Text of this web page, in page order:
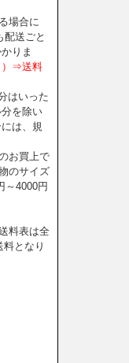
場合に
配送ごと
りま
）⇒送料
はいった
を除い
は、規
お買上で
のサイズ
～4000円
料表は全
となり